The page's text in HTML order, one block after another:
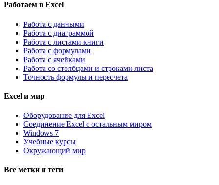
Работаем в Excel
Работа с данными
Работа с диаграммой
Работа с листами книги
Работа с формулами
Работа с ячейками
Работа со столбцами и строками листа
Точность формулы и пересчета
Excel и мир
Оборудование для Excel
Соединение Excel с остальным миром
Windows 7
Учебные курсы
Окружающий мир
Все метки и теги